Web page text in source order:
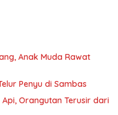
Anak Muda Rawat
Penyu di Sambas
Orangutan Terusir dari